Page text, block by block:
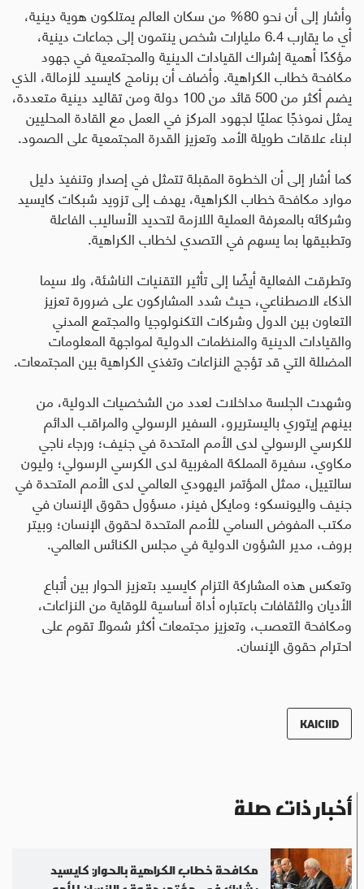
وأشار إلى أن نحو 80% من سكان العالم يمتلكون هوية دينية،
أي ما يقارب 6.4 مليارات شخص ينتمون إلى جماعات دينية،
مؤكدًا أهمية إشراك القيادات الدينية والمجتمعية في جهود
مكافحة خطاب الكراهية. وأضاف أن برنامج كايسيد للزمالة، الذي
يضم أكثر من 500 قائد من 100 دولة ومن تقاليد دينية متعددة،
يمثل نموذجًا عمليًا لجهود المركز في العمل مع القادة المحليين
لبناء علاقات طويلة الأمد وتعزيز القدرة المجتمعية على الصمود.
كما أشار إلى أن الخطوة المقبلة تتمثل في إصدار وتنفيذ دليل
موارد مكافحة خطاب الكراهية، يهدف إلى تزويد شبكات كايسيد
وشركائه بالمعرفة العملية اللازمة لتحديد الأساليب الفاعلة
وتطبيقها بما يسهم في التصدي لخطاب الكراهية.
وتطرقت الفعالية أيضًا إلى تأثير التقنيات الناشئة، ولا سيما
الذكاء الاصطناعي، حيث شدد المشاركون على ضرورة تعزيز
التعاون بين الدول وشركات التكنولوجيا والمجتمع المدني
والقيادات الدينية والمنظمات الدولية لمواجهة المعلومات
المضللة التي قد تؤجج النزاعات وتغذي الكراهية بين المجتمعات.
وشهدت الجلسة مداخلات لعدد من الشخصيات الدولية، من
بينهم إيتوري باليستريرو، السفير الرسولي والمراقب الدائم
للكرسي الرسولي لدى الأمم المتحدة في جنيف؛ ورجاء ناجي
مكاوي، سفيرة المملكة المغربية لدى الكرسي الرسولي؛ وليون
سالتييل، ممثل المؤتمر اليهودي العالمي لدى الأمم المتحدة في
جنيف واليونسكو؛ ومايكل فينر، مسؤول حقوق الإنسان في
مكتب المفوض السامي للأمم المتحدة لحقوق الإنسان؛ وبيتر
بروف، مدير الشؤون الدولية في مجلس الكنائس العالمي.
وتعكس هذه المشاركة التزام كايسيد بتعزيز الحوار بين أتباع
الأديان والثقافات باعتباره أداة أساسية للوقاية من النزاعات،
ومكافحة التعصب، وتعزيز مجتمعات أكثر شمولًا تقوم على
احترام حقوق الإنسان.
KAICIID
أخبار ذات صلة
مكافحة خطاب الكراهية بالحوار: كايسيد